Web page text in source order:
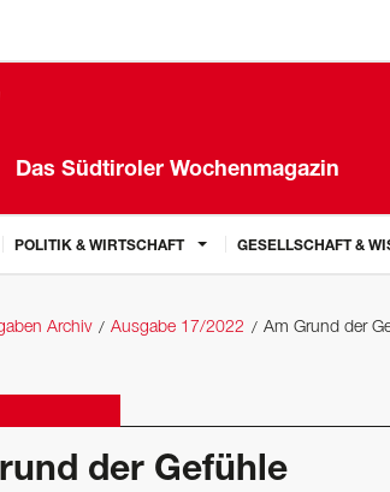
Das Südtiroler Wochenmagazin
POLITIK & WIRTSCHAFT GESELLSCHAFT &
Archiv Ausgabe 17/2022 Am Grund der
der Gefühle